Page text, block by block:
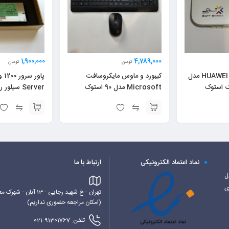
مودم LTE هواوی HUAWEI مدل
4,789,000 تومان
کیبورد و ماوس مایکروسافت
Microsoft مدل 90 استوک
1,900,000 تومان
Server سیلور ریپک
نماد اعتماد الکترونیکی ارتباط با ما
تهران - خ شهید رجایی - 13 آبان - شهرک معراج - بلوک 6 غربی - پاورساپ
(امکان مراجعه حضوری نداریم)
تلفن: 91301767-021